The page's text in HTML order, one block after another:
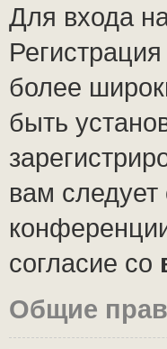
Для входа
более
быть
вам
согласие со
Общие